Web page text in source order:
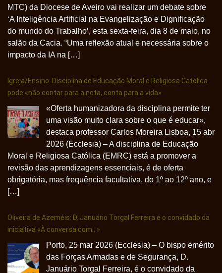
MTC) da Diocese de Aveiro vai realizar um debate sobre
‘A Inteligência Artificial na Evangelização e Dignificação
do mundo do Trabalho’, esta sexta-feira, dia 8 de maio, no
salão da Cacia. “Uma reflexão atual e necessária sobre o
impacto da IA na […]
Igreja/Ensino: Disciplina de Educação Moral e Religiosa Católica
pode «não contar para a nota, conta para a vida»
«Oferta humanizadora da disciplina permite ter
uma visão muito clara sobre o que é educar»,
destaca professor Carlos Moreira Lisboa, 15 abr
2026 (Ecclesia) – A disciplina de Educação
Moral e Religiosa Católica (EMRC) está a promover a
revisão das aprendizagens essenciais, é de oferta
obrigatória, mas frequência facultativa, do 1º ao 12º ano, e
[…]
Oliveira de Azeméis: D. Januário Torgal Ferreira é o convidado da
iniciativa «À conversa com…»
Porto, 25 mar 2026 (Ecclesia) – O bispo emérito
das Forças Armadas e de Segurança, D.
Januário Torgal Ferreira, é o convidado da